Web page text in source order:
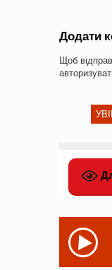
Додати
Щоб